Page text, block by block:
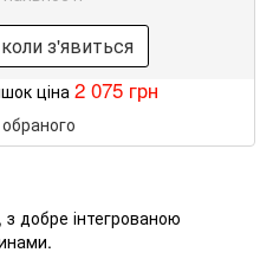
з'явиться
ціна 2 075 грн
добре інтегрованою